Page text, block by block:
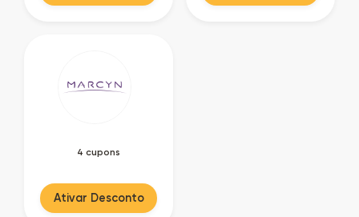
4 cupons
Ativar Desconto